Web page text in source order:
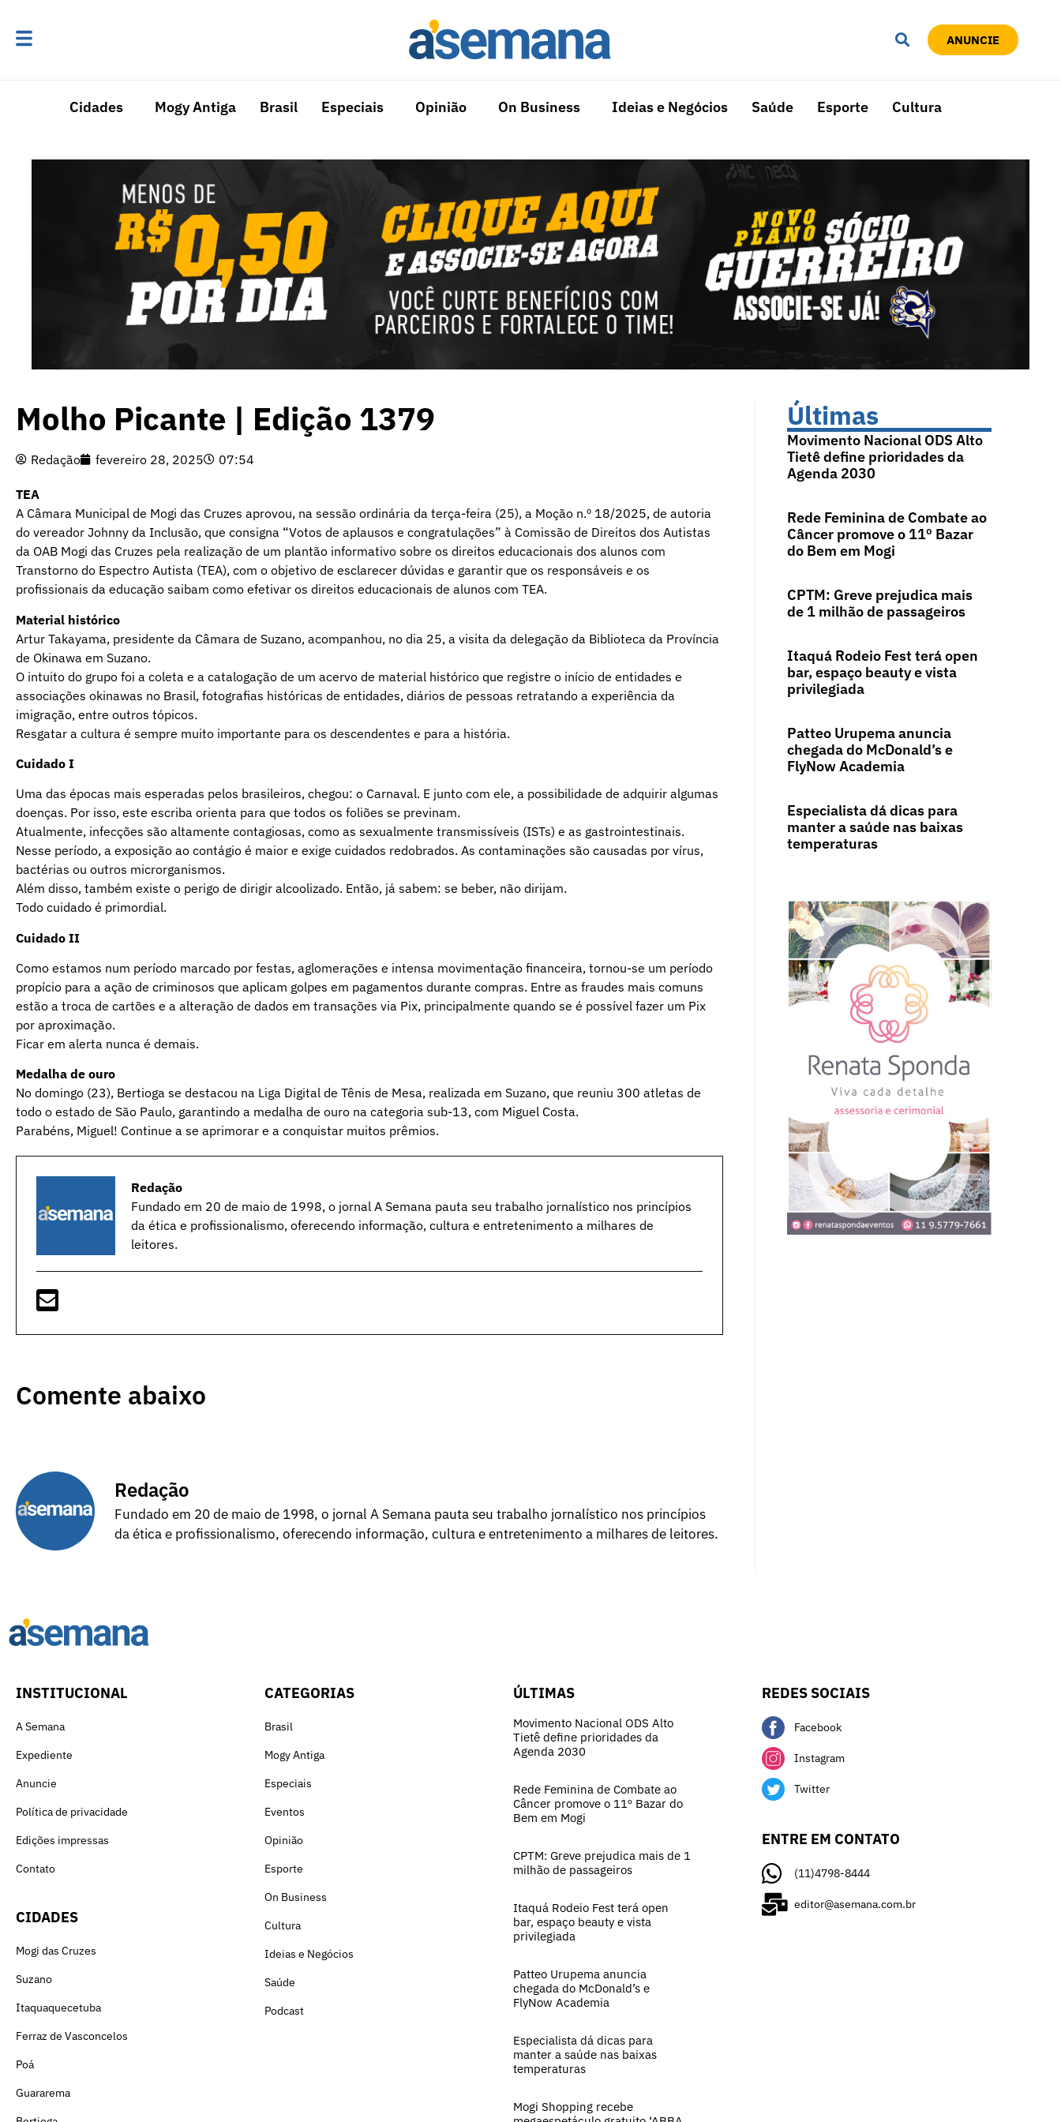
ANUNCIE
Cidades Mogy Antiga Brasil Especiais Opinião On Business Ideias e Negócios Saúde Esporte Cultura
Molho Picante | Edição 1379
Redação fevereiro 28, 2025 07:54
TEA
A Câmara Municipal de Mogi das Cruzes aprovou, na sessão ordinária da terça-feira (25), a Moção n.º 18/2025, de autoria
do vereador Johnny da Inclusão, que consigna “Votos de aplausos e congratulações” à Comissão de Direitos dos Autistas
da OAB Mogi das Cruzes pela realização de um plantão informativo sobre os direitos educacionais dos alunos com
Transtorno do Espectro Autista (TEA), com o objetivo de esclarecer dúvidas e garantir que os responsáveis e os
profissionais da educação saibam como efetivar os direitos educacionais de alunos com TEA.
Material histórico
Artur Takayama, presidente da Câmara de Suzano, acompanhou, no dia 25, a visita da delegação da Biblioteca da Província
de Okinawa em Suzano.
O intuito do grupo foi a coleta e a catalogação de um acervo de material histórico que registre o início de entidades e
associações okinawas no Brasil, fotografias históricas de entidades, diários de pessoas retratando a experiência da
imigração, entre outros tópicos.
Resgatar a cultura é sempre muito importante para os descendentes e para a história.
Cuidado I
Uma das épocas mais esperadas pelos brasileiros, chegou: o Carnaval. E junto com ele, a possibilidade de adquirir algumas
doenças. Por isso, este escriba orienta para que todos os foliões se previnam.
Atualmente, infecções são altamente contagiosas, como as sexualmente transmissíveis (ISTs) e as gastrointestinais.
Nesse período, a exposição ao contágio é maior e exige cuidados redobrados. As contaminações são causadas por vírus,
bactérias ou outros microrganismos.
Além disso, também existe o perigo de dirigir alcoolizado. Então, já sabem: se beber, não dirijam.
Todo cuidado é primordial.
Cuidado II
Como estamos num período marcado por festas, aglomerações e intensa movimentação financeira, tornou-se um período
propício para a ação de criminosos que aplicam golpes em pagamentos durante compras. Entre as fraudes mais comuns
estão a troca de cartões e a alteração de dados em transações via Pix, principalmente quando se é possível fazer um Pix
por aproximação.
Ficar em alerta nunca é demais.
Medalha de ouro
No domingo (23), Bertioga se destacou na Liga Digital de Tênis de Mesa, realizada em Suzano, que reuniu 300 atletas de
todo o estado de São Paulo, garantindo a medalha de ouro na categoria sub-13, com Miguel Costa.
Parabéns, Miguel! Continue a se aprimorar e a conquistar muitos prêmios.
Redação
Fundado em 20 de maio de 1998, o jornal A Semana pauta seu trabalho jornalístico nos princípios
da ética e profissionalismo, oferecendo informação, cultura e entretenimento a milhares de
leitores.
Comente abaixo
Redação
Fundado em 20 de maio de 1998, o jornal A Semana pauta seu trabalho jornalístico nos princípios
da ética e profissionalismo, oferecendo informação, cultura e entretenimento a milhares de leitores.
Últimas
Movimento Nacional ODS Alto
Tietê define prioridades da
Agenda 2030
Rede Feminina de Combate ao
Câncer promove o 11º Bazar
do Bem em Mogi
CPTM: Greve prejudica mais
de 1 milhão de passageiros
Itaquá Rodeio Fest terá open
bar, espaço beauty e vista
privilegiada
Patteo Urupema anuncia
chegada do McDonald’s e
FlyNow Academia
Especialista dá dicas para
manter a saúde nas baixas
temperaturas
INSTITUCIONAL
A Semana
Expediente
Anuncie
Política de privacidade
Edições impressas
Contato
CIDADES
Mogi das Cruzes
Suzano
Itaquaquecetuba
Ferraz de Vasconcelos
Poá
Guararema
CATEGORIAS
Brasil
Mogy Antiga
Especiais
Eventos
Opinião
Esporte
On Business
Cultura
Ideias e Negócios
Saúde
Podcast
ÚLTIMAS
Movimento Nacional ODS Alto
Tietê define prioridades da
Agenda 2030
Rede Feminina de Combate ao
Câncer promove o 11º Bazar do
Bem em Mogi
CPTM: Greve prejudica mais de 1
milhão de passageiros
Itaquá Rodeio Fest terá open
bar, espaço beauty e vista
privilegiada
Patteo Urupema anuncia
chegada do McDonald’s e
FlyNow Academia
Especialista dá dicas para
manter a saúde nas baixas
temperaturas
Mogi Shopping recebe
REDES SOCIAIS
Facebook
Instagram
Twitter
ENTRE EM CONTATO
(11)4798-8444
editor@asemana.com.br